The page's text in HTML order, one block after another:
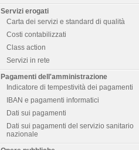
Servizi erogati
Carta dei servizi e standard di qualità
Costi contabilizzati
Class action
Servizi in rete
Pagamenti dell'amministrazione
Indicatore di tempestività dei pagamenti
IBAN e pagamenti informatici
Dati sui pagamenti
Dati sui pagamenti del servizio sanitario
nazionale